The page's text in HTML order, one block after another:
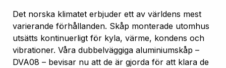
Det norska klimatet erbjuder ett av världens mest
varierande förhållanden. Skåp monterade utomhus
utsätts kontinuerligt för kyla, värme, kondens och
vibrationer. Våra dubbelväggiga aluminiumskåp –
DVA08 – bevisar nu att de är gjorda för att klara de